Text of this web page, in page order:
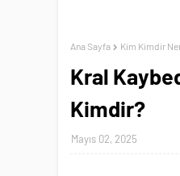
Ana Sayfa Kim Kimdir
Kral
Kimdir?
Mayıs 02, 2025